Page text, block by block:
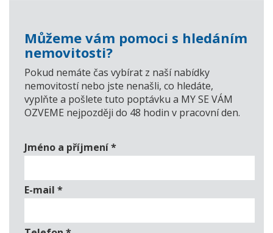
Můžeme vám pomoci s hledáním
nemovitosti?
Pokud nemáte čas vybírat z naší nabídky
nemovitostí nebo jste nenašli, co hledáte,
vyplňte a pošlete tuto poptávku a MY SE VÁM
OZVEME nejpozději do 48 hodin v pracovní den.
Jméno a příjmení*
E-mail *